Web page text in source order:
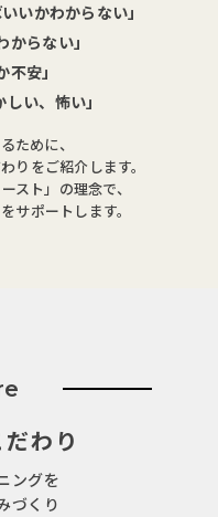
いかわからない」
からない」
不安」
い、怖い」
ために、
りをご紹介します。
スト」の理念で、
サポートします。
わり
ングを
づくり